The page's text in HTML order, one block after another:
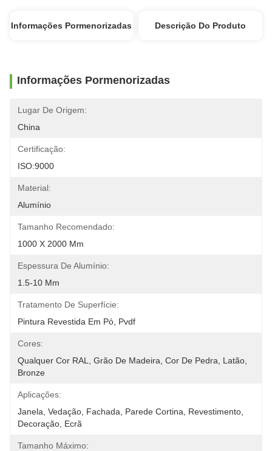
Informações Pormenorizadas Descrição Do Produto
Informações Pormenorizadas
Lugar De Origem:
China
Certificação:
ISO:9000
Material:
Alumínio
Tamanho Recomendado:
1000 X 2000 Mm
Espessura De Alumínio:
1.5-10 Mm
Tratamento De Superfície:
Pintura Revestida Em Pó, Pvdf
Cores:
Qualquer Cor RAL, Grão De Madeira, Cor De Pedra, Latão,
Bronze
Aplicações:
Janela, Vedação, Fachada, Parede Cortina, Revestimento,
Decoração, Ecrã
Tamanho Máximo: